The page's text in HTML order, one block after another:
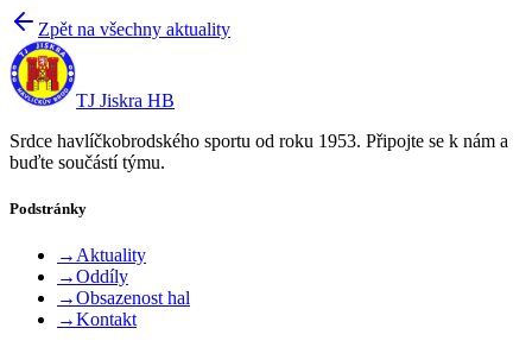
Zpět na všechny aktuality
TJ Jiskra HB
Srdce havlíčkobrodského sportu od roku 1953. Připojte se k nám a
buďte součástí týmu.
Podstránky
→ Aktuality
→Oddíly
→Obsazenost hal
→Kontakt